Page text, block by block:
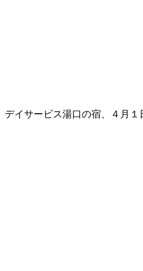
デイサービス湯口の宿、４月１